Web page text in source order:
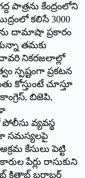
పాత్రను కేంద్రంలోని
కలిసే 3000
దామాషా ప్రకారం
తమకు
నికరజలాల్లో
స్పష్టంగా ప్రకటన
చూస్తూ
బిజెపి,
వ్యవస్థ
సమస్యలపై
కేసులు పెట్టి
పేర్లు రాసుకుని
కితాబ్ బరాబర్